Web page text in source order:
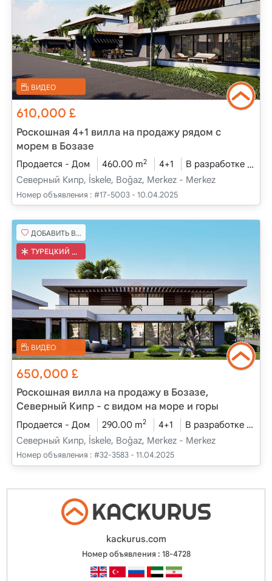
ВИДЕО
610,000£
Роскошная 4+1 вилла на продажу рядом с
морем в Бозазе
Продается - Дом 460.00 m2 4+1 В разработке
Северный Кипр, İskele, Boğaz, Merkez - Merkez
Номер объявления : #17-5003 - 10.04.2025
ДОБАВИТЬ В ИЗБРАННОЕ
ТУРЕЦКИЙ КОБ
ВИДЕО
650,000£
Роскошная вилла на продажу в Бозазе,
Северный Кипр - с видом на море и горы
Продается - Дом 290.00 m2 4+1 В разработке
Северный Кипр, İskele, Boğaz, Merkez - Merkez
Номер объявления : #32-3583 - 11.04.2025
kackurus.com
Номер объявления : 18-4728